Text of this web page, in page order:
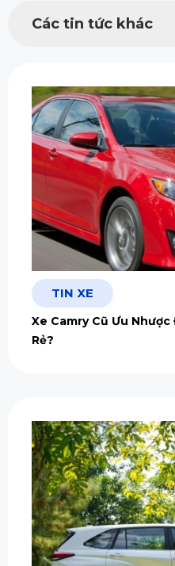
Các tin tức khác
TIN XE
Xe Camry Cũ Ưu
Rẻ?